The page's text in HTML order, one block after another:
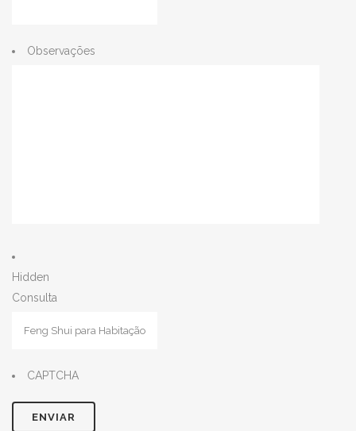
Observações
Hidden
Consulta
CAPTCHA